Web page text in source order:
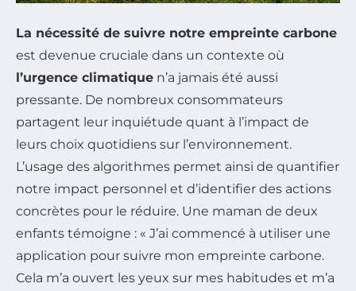
La nécessité de suivre notre empreinte carbone
est devenue cruciale dans un contexte où
l’urgence climatique n’a jamais été aussi
pressante. De nombreux consommateurs
partagent leur inquiétude quant à l’impact de
leurs choix quotidiens sur l’environnement.
L’usage des algorithmes permet ainsi de quantifier
notre impact personnel et d’identifier des actions
concrètes pour le réduire. Une maman de deux
enfants témoigne : « J’ai commencé à utiliser une
application pour suivre mon empreinte carbone.
Cela m’a ouvert les yeux sur mes habitudes et m’a